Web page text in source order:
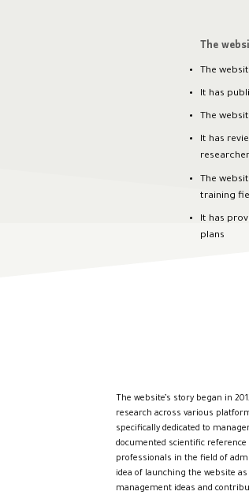
The
The
It has
The
It has
The
training
It has
plans
The website’s story began in
research across various
specifically dedicated to
documented scientific
professionals in the field of
idea of launching the website
management ideas and